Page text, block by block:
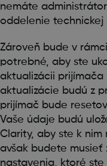
nemáte
oddelenie technickej
Zároveň bude v
potrebné, aby ste
aktualizácii prijímača
aktualizácie budú z
prijímač bude
Vaše údaje budú
Clarity, aby ste k nim
avšak budete musieť
nastavenia, ktoré ste